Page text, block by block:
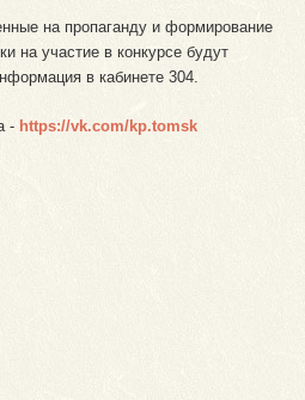
на пропаганду и формирование
на участие в конкурсе будут
в кабинете 304.
- https://vk.com/kp.tomsk